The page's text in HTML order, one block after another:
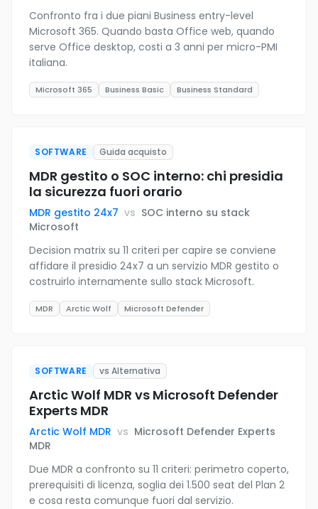
Confronto fra i due piani Business entry-level
Microsoft 365. Quando basta Office web, quando
serve Office desktop, costi a 3 anni per micro-PMI
italiana.
Microsoft 365 Business Basic Business Standard
SOFTWARE Guida acquisto
MDR gestito o SOC interno: chi presidia
la sicurezza fuori orario
MDR gestito 24x7 vs SOC interno su stack
Microsoft
Decision matrix su 11 criteri per capire se conviene
affidare il presidio 24x7 a un servizio MDR gestito o
costruirlo internamente sullo stack Microsoft.
MDR Arctic Wolf Microsoft Defender
SOFTWARE vs Alternativa
Arctic Wolf MDR vs Microsoft Defender
Experts MDR
Arctic Wolf MDR vs Microsoft Defender Experts
MDR
Due MDR a confronto su 11 criteri: perimetro coperto,
prerequisiti di licenza, soglia dei 1.500 seat del Plan 2
e cosa resta comunque fuori dal servizio.